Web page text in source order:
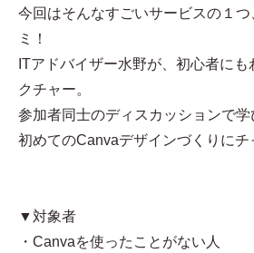
今回はそんなすごいサービスの１
ミ！
ITアドバイザー水野が、初心者に
クチャー。
参加者同士のディスカッションで学
初めてのCanvaデザインづくりにチ
▼対象者
・Canvaを使ったことがない人